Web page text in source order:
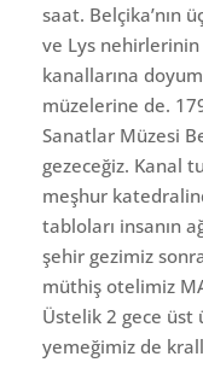
saat. Belçika’nın
ve Lys nehirlerinin
kanallarına
müzelerine de.
Sanatlar Müzesi
gezeceğiz. Kanal
meşhur
tabloları insanın
şehir gezimiz
müthiş otelimiz
Üstelik 2 gece
yemeğimiz de